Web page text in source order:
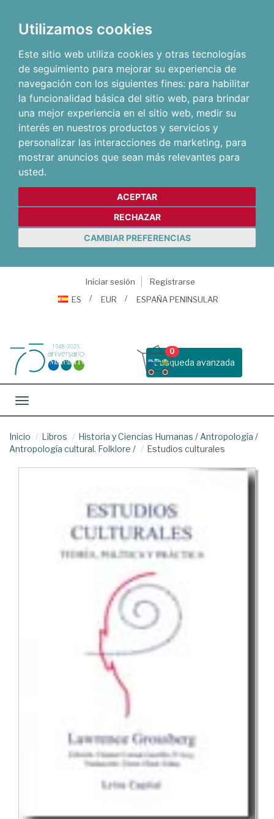
Utilizamos cookies
Este sitio web utiliza cookies y otras tecnologías
de seguimiento para mejorar su experiencia de
navegación con los siguientes fines: para habilitar
la funcionalidad básica del sitio web, para brindar
una mejor experiencia en el sitio web, medir su
interés en nuestros productos y servicios y
personalizar las interacciones de marketing, para
mostrar anuncios que sean más relevantes para
usted.
ACEPTAR
RECHAZAR
CAMBIAR PREFERENCIAS
Iniciar sesión
Registrarse
ES
EUR ESPAÑA PENINSULAR
Busqueda avanzada
0
Toggle navigation
Inicio Libros Historia y Ciencias Humanas / Antropología /
Antropología cultural. Folklore / Estudios culturales